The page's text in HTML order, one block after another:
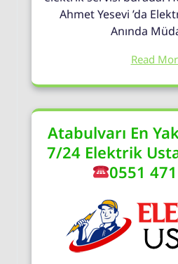
Ahmet Yesevi ’da
Anında
Read
Atabulvarı En
7/24 Elektrik
0551